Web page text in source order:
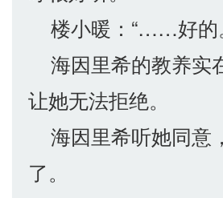
楼小暖：“……好的
海因里希的教养实
让她无法拒绝。
海因里希听她同意
了。